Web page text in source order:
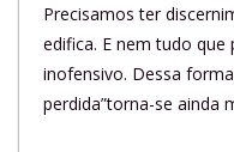
Precisamos ter
edifica. E nem tudo que
inofensivo. Dessa
perdida”torna-se ainda